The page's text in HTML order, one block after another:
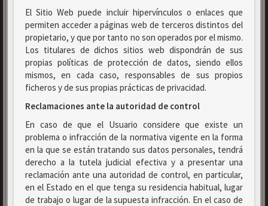
El Sitio Web puede incluir hipervínculos o enlaces que
permiten acceder a páginas web de terceros distintos del
propietario, y que por tanto no son operados por el mismo.
Los titulares de dichos sitios web dispondrán de sus
propias políticas de protección de datos, siendo ellos
mismos, en cada caso, responsables de sus propios
ficheros y de sus propias prácticas de privacidad.
Reclamaciones ante la autoridad de control
En caso de que el Usuario considere que existe un
problema o infracción de la normativa vigente en la forma
en la que se están tratando sus datos personales, tendrá
derecho a la tutela judicial efectiva y a presentar una
reclamación ante una autoridad de control, en particular,
en el Estado en el que tenga su residencia habitual, lugar
de trabajo o lugar de la supuesta infracción. En el caso de